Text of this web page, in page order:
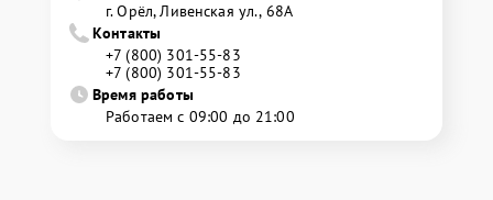
г. Орёл, Ливенская ул., 68А
Контакты
+7 (800) 301-55-83
+7 (800) 301-55-83
Время работы
Работаем с 09:00 до 21:00